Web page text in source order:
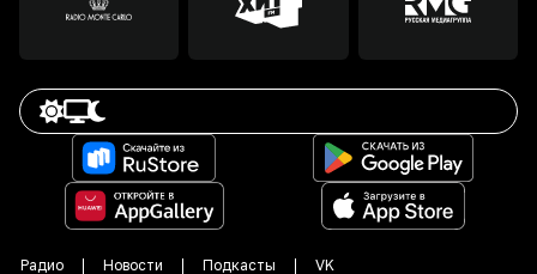
Радио Новости Подкасты VK